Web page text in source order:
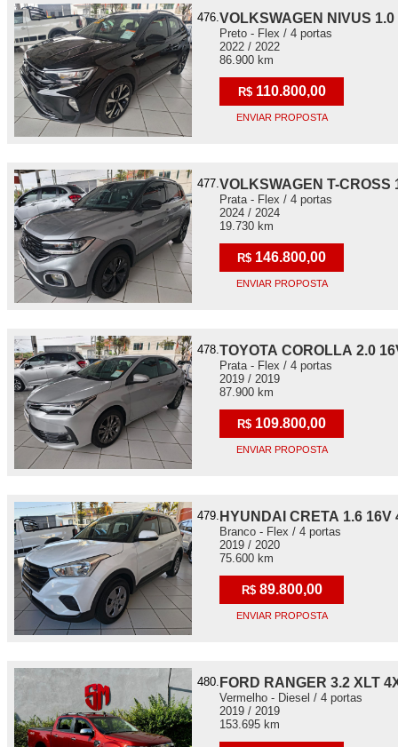
476.VOLKSWAGEN NIVUS
Preto - Flex / 4 portas
2022 / 2022
86.900 km
R$ 110.800,00
ENVIAR PROPOSTA
477.VOLKSWAGEN T-CROSS
Prata - Flex / 4 portas
2024 / 2024
19.730 km
R$ 146.800,00
ENVIAR PROPOSTA
478.TOYOTA COROLLA 2.0
Prata - Flex / 4 portas
2019 / 2019
87.900 km
R$ 109.800,00
ENVIAR PROPOSTA
479. HYUNDAI CRETA 1.6 16V
Branco - Flex / 4 portas
2019 / 2020
75.600 km
R$ 89.800,00
ENVIAR PROPOSTA
480. FORD RANGER 3.2 XLT
Vermelho - Diesel / 4 portas
2019 / 2019
153.695 km